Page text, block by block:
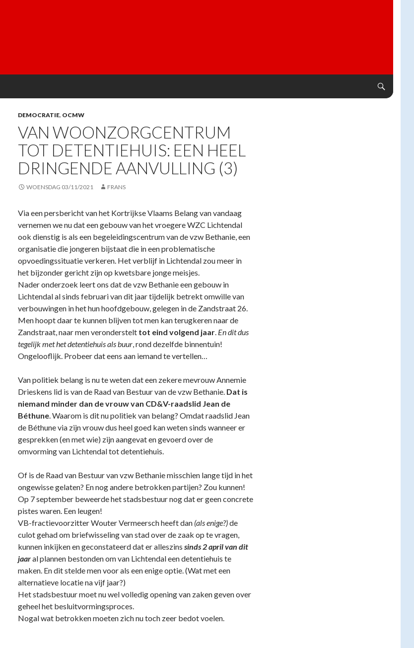
DEMOCRATIE, OCMW
VAN WOONZORGCENTRUM
TOT DETENTIEHUIS: EEN HEEL
DRINGENDE AANVULLING (3)
WOENSDAG 03/11/2021 FRANS
Via een persbericht van het Kortrijkse Vlaams Belang van vandaag
vernemen we nu dat een gebouw van het vroegere WZC Lichtendal
ook dienstig is als een begeleidingscentrum van de vzw Bethanie, een
organisatie die jongeren bijstaat die in een problematische
opvoedingssituatie verkeren. Het verblijf in Lichtendal zou meer in
het bijzonder gericht zijn op kwetsbare jonge meisjes.
Nader onderzoek leert ons dat de vzw Bethanie een gebouw in
Lichtendal al sinds februari van dit jaar tijdelijk betrekt omwille van
verbouwingen in het hun hoofdgebouw, gelegen in de Zandstraat 26.
Men hoopt daar te kunnen blijven tot men kan terugkeren naar de
Zandstraat, naar men veronderstelt tot eind volgend jaar. En dit dus
tegelijk met het detentiehuis als buur, rond dezelfde binnentuin!
Ongelooflijk. Probeer dat eens aan iemand te vertellen…
Van politiek belang is nu te weten dat een zekere mevrouw Annemie
Drieskens lid is van de Raad van Bestuur van de vzw Bethanie. Dat is
niemand minder dan de vrouw van CD&V-raadslid Jean de
Béthune. Waarom is dit nu politiek van belang? Omdat raadslid Jean
de Béthune via zijn vrouw dus heel goed kan weten sinds wanneer er
gesprekken (en met wie) zijn aangevat en gevoerd over de
omvorming van Lichtendal tot detentiehuis.
Of is de Raad van Bestuur van vzw Bethanie misschien lange tijd in het
ongewisse gelaten? En nog andere betrokken partijen? Zou kunnen!
Op 7 september beweerde het stadsbestuur nog dat er geen concrete
pistes waren. Een leugen!
VB-fractievoorzitter Wouter Vermeersch heeft dan (als enige?)de
culot gehad om briefwisseling van stad over de zaak op te vragen,
kunnen inkijken en geconstateerd dat er alleszins sinds 2 april van dit
jaaral plannen bestonden om van Lichtendal een detentiehuis te
maken. En dit stelde men voor als een enige optie. (Wat met een
alternatieve locatie na vijf jaar?)
Het stadsbestuur moet nu wel volledig opening van zaken geven over
geheel het besluitvormingsproces.
Nogal wat betrokken moeten zich nu toch zeer bedot voelen.